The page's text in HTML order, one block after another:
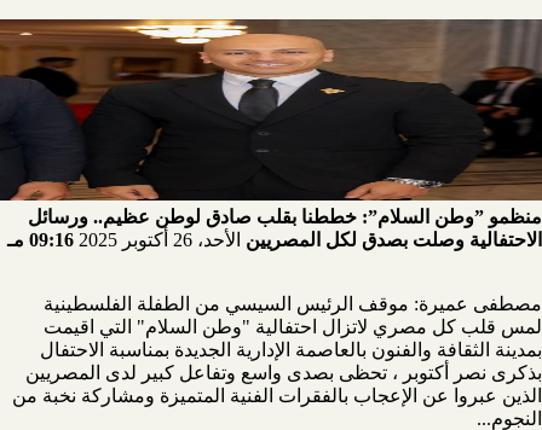
منظمو ”وطن السلام”: خططنا بقلب صادق لوطن عظيم.. ورسائل
الاحتفالية وصلت بصدق لكل المصريين الأحد، 26 أكتوبر 2025 09:16 مـ
مصطفى عميرة: موقف الرئيس السيسي من الطفلة الفلسطينية
لمس قلب كل مصري لاتزال احتفالية "وطن السلام" التي اقيمت
بمدينة الثقافة والفنون بالعاصمة الإدارية الجديدة بمناسبة الاحتفال
بذكرى نصر أكتوبر ، تحظى بصدى واسع وتفاعل كبير لدى المصريين
الذين عبروا عن الإعجاب بالفقرات الفنية المتميزة ومشاركة نخبة من
النجوم...